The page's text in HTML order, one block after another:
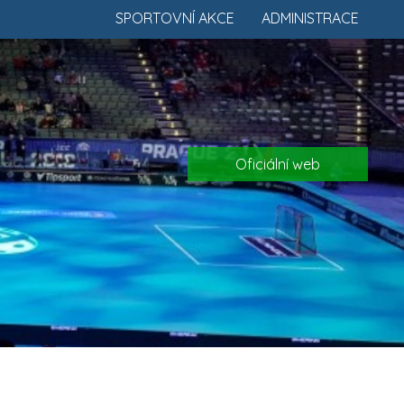
ADMINISTRACE
SPORTOVNÍ AKCE
Oficiální web